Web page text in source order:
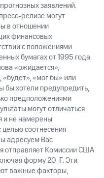
заявлений.
релизе могут
в отношении
финансовых
с положениями
бумагах от 1995 года.
«ожидается»,
«будет», «мог бы» или
хотели предупредить,
предположениями
могут отличаться
и не намерены
целью соотнесения
адресуем Вас
отправляет Комиссии США
форму 20-F. Эти
важные факторы,